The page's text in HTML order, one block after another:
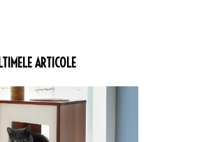
ARTICOLE